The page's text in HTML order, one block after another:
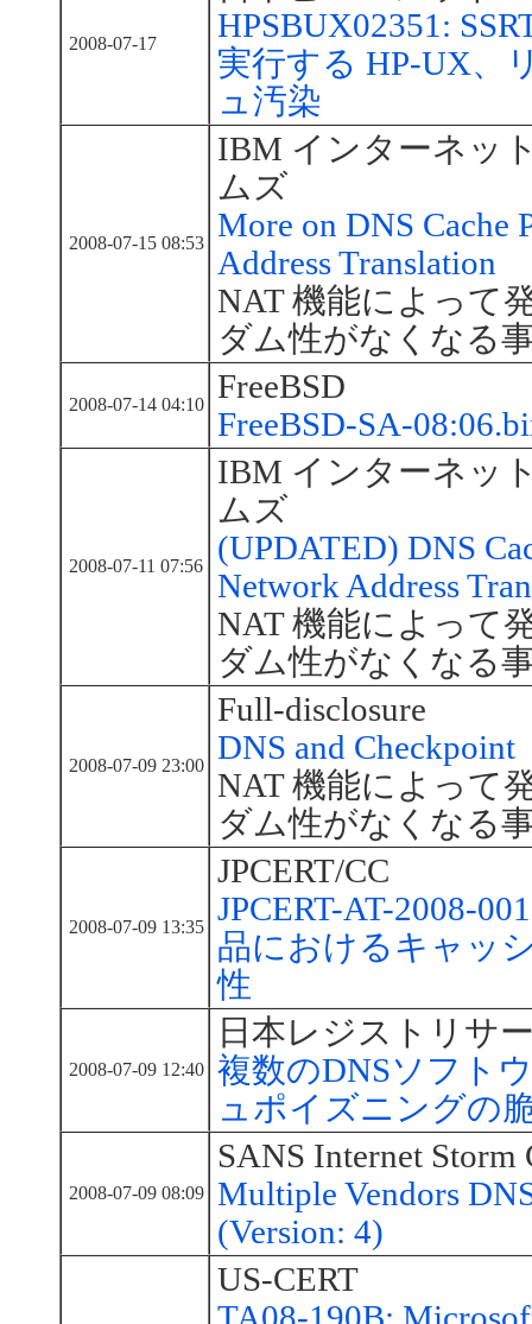
2008-07-17
HPSBUX02351:
実行する HP-UX、
ュ汚染
2008-07-15 08:53
IBM インターネッ
ムズ
More on DNS Cache
Address Translation
NAT 機能によって
ダム性がなくなる
2008-07-14 04:10
FreeBSD
FreeBSD-SA-
2008-07-11 07:56
IBM インターネッ
ムズ
(UPDATED) DNS
Network Address
NAT 機能によって
ダム性がなくなる
2008-07-09 23:00
Full-disclosure
DNS and Checkpoint
NAT 機能によって
ダム性がなくなる
2008-07-09 13:35
JPCERT/CC
JPCERT-AT-2008-
品におけるキャッ
性
2008-07-09 12:40
日本レジストリサ
複数のDNSソフト
ュポイズニングの
2008-07-09 08:09
SANS Internet Storm
Multiple Vendors
(Version: 4)
US-CERT